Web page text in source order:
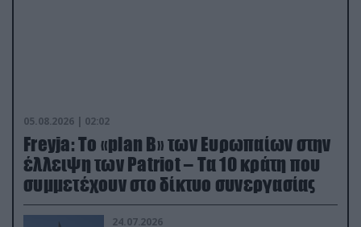
05.08.2026 | 02:02
Freyja: Το «plan Β» των Ευρωπαίων στην
έλλειψη των Patriot – Τα 10 κράτη που
συμμετέχουν στο δίκτυο συνεργασίας
24.07.2026